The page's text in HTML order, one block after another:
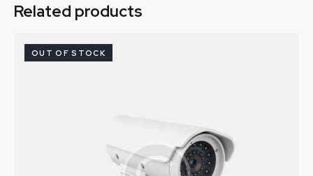
Related products
OUT OF STOCK